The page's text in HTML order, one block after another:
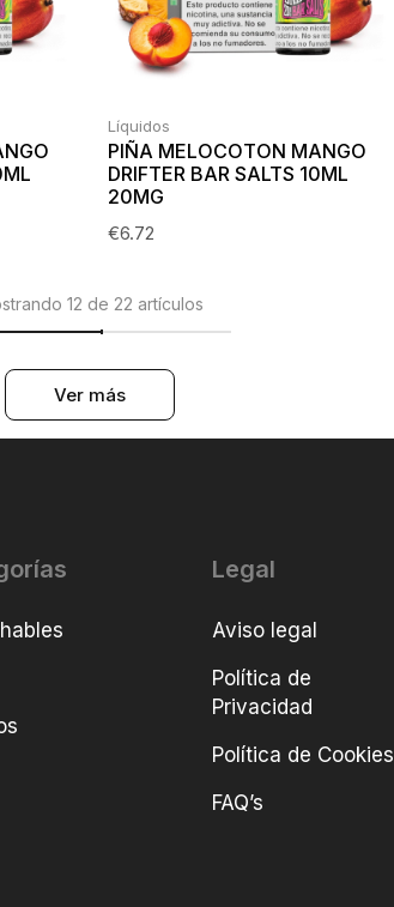
Líquidos
PIÑA MELOCOTON MANGO
DRIFTER BAR SALTS 10ML
20MG
€6.72
12 de 22 artículos
Ver más
Legal
Aviso legal
Política de
Privacidad
Política de Cookies
FAQ’s